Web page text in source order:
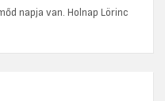
napja van. Holnap Lörinc